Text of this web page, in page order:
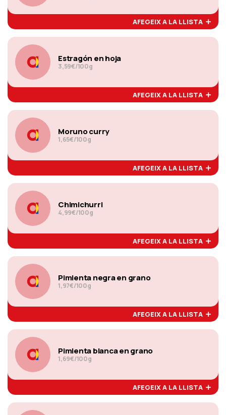
AFEGEIX A LA LLISTA
Estragón en hoja
3,59€/100g
AFEGEIX A LA LLISTA
Moruno curry
1,65€/100g
AFEGEIX A LA LLISTA
Chimichurri
4,99€/100g
AFEGEIX A LA LLISTA
Pimienta negra en grano
1,97€/100g
AFEGEIX A LA LLISTA
Pimienta blanca en grano
1,69€/100g
AFEGEIX A LA LLISTA